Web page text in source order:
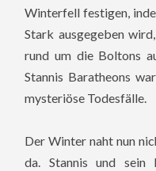
Winterfell festigen,
Stark ausgegeben
rund um die Boltons
Stannis Baratheons
mysteriöse Todesfälle.
Der Winter naht nun
da. Stannis und sein